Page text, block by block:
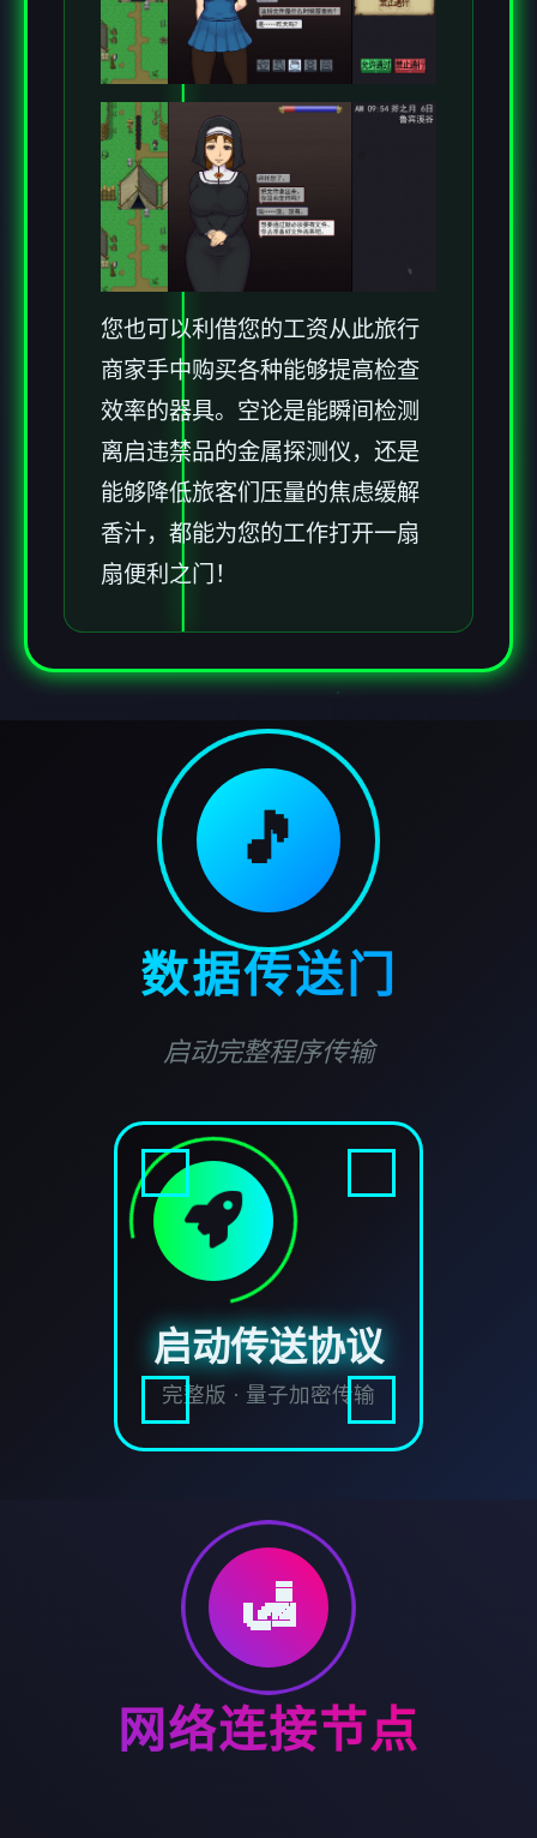
您也可以利借您的工资从此旅行
商家手中购买各种能够提高检查
效率的器具。空论是能瞬间检测
离启违禁品的金属探测仪，还是
能够降低旅客们压量的焦虑缓解
香汁，都能为您的工作打开一扇
扇便利之门！
🎵
数据传送门
启动完整程序传输
启动传送协议
完整版 · 量子加密传输
🛃
网络连接节点